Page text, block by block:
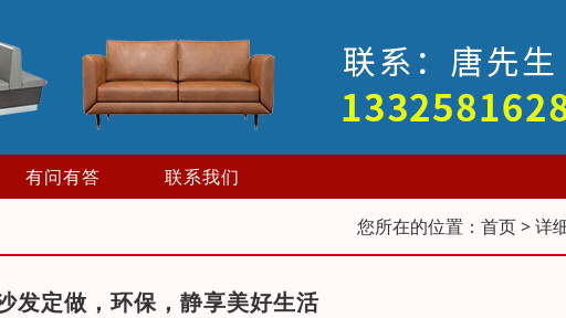
有问有答 联系我们
您所在的位置： 首页> 详
发定做，环保，静享美好生活